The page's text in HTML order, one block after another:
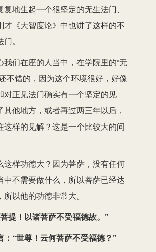
地生起一个很坚定的无生法门、
才《大智度论》中也讲了这样的不
。
我们在座的人当中，在学院里的“无
不错的，因为这个环境很好，好像
对正见法门确实有一个坚定的见
其他地方，或者再过两三年以后，
这样的见解？这是一个比较大的问
这样功德大？因为菩萨，没有任何
中不需要做什么，所以菩萨已经达
以他的功德非常大。
提！以诸菩萨不受福德故。”
：“世尊！云何菩萨不受福德？”